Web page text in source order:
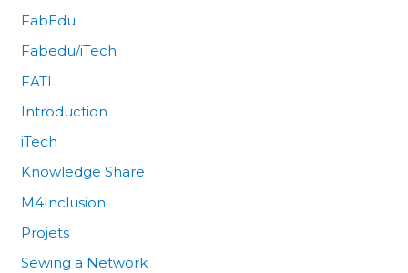
FabEdu
Fabedu/iTech
FATI
Introduction
iTech
Knowledge Share
M4Inclusion
Projets
Sewing a Network